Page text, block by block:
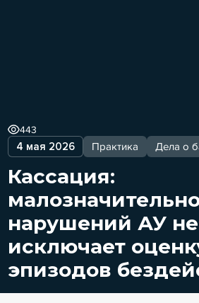
4 мая 2026 Практика Дела о
443
Кассация:
нарушений АУ не
исключает
эпизодов